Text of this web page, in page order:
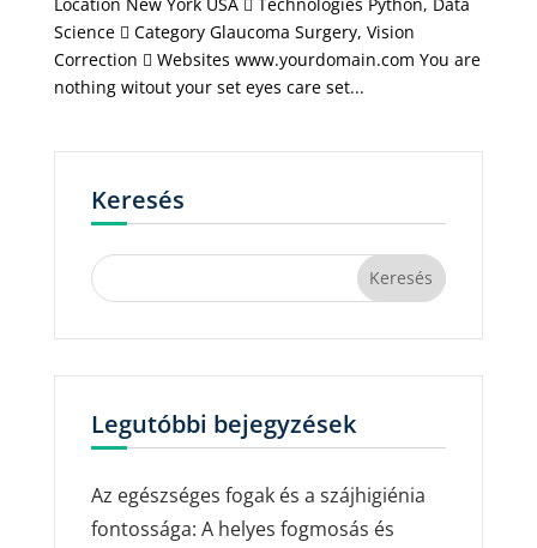
Science  Category Glaucoma Surgery, Vision
Correction  Websites www.yourdomain.com You are
nothing witout your set eyes care set...
Keresés
Legutóbbi bejegyzések
Az egészséges fogak és a szájhigiénia
fontossága: A helyes fogmosás és